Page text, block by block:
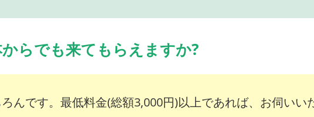
らでも来てもらえますか?
んです。最低料金(総額3,000円)以上であれば、お伺いい